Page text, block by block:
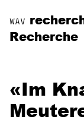
WAV
Recherche
«Im